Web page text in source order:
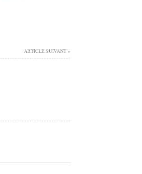
ARTICLE SUIVANT »